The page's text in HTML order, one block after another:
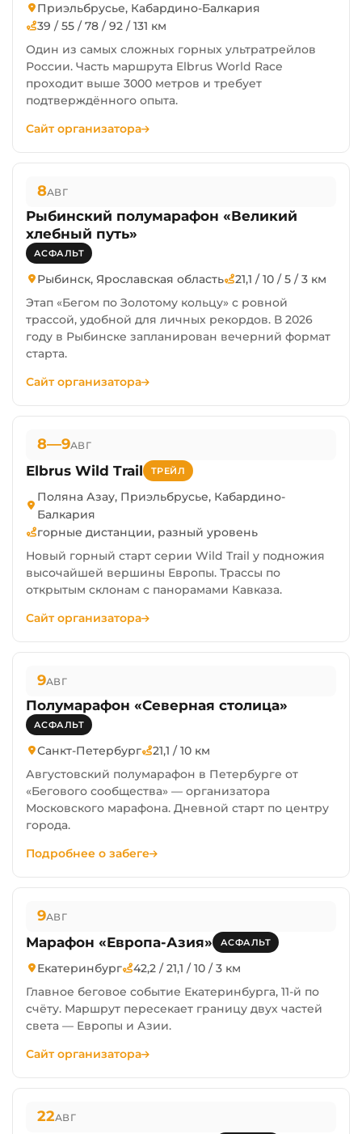
Приэльбрусье, Кабардино-Балкария
39 / 55 / 78 / 92 / 131 км
Один из самых сложных горных ультратрейлов
России. Часть маршрута Elbrus World Race
проходит выше 3000 метров и требует
подтверждённого опыта.
Сайт организатора
8АВГ
Рыбинский полумарафон «Великий
хлебный путь»
АСФАЛЬТ
Рыбинск, Ярославская область 21,1 / 10 / 5 / 3 км
Этап «Бегом по Золотому кольцу» с ровной
трассой, удобной для личных рекордов. В 2026
году в Рыбинске запланирован вечерний формат
старта.
Сайт организатора
8—9АВГ
Elbrus Wild Trail ТРЕЙЛ
Поляна Азау, Приэльбрусье, Кабардино-
Балкария
горные дистанции, разный уровень
Новый горный старт серии Wild Trail у подножия
высочайшей вершины Европы. Трассы по
открытым склонам с панорамами Кавказа.
Сайт организатора
9АВГ
Полумарафон «Северная столица»
АСФАЛЬТ
Санкт-Петербург 21,1 / 10 км
Августовский полумарафон в Петербурге от
«Бегового сообщества» — организатора
Московского марафона. Дневной старт по центру
города.
Подробнее о забеге
9АВГ
Марафон «Европа-Азия» АСФАЛЬТ
Екатеринбург 42,2 / 21,1 / 10 / 3 км
Главное беговое событие Екатеринбурга, 11-й по
счёту. Маршрут пересекает границу двух частей
света — Европы и Азии.
Сайт организатора
22АВГ